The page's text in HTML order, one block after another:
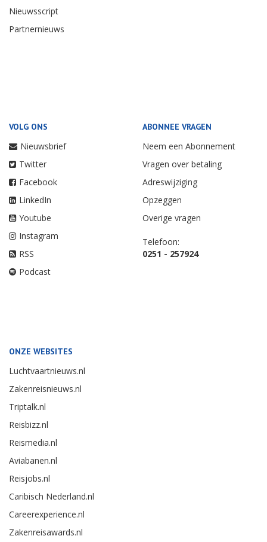
Nieuwsscript
Partnernieuws
VOLG ONS
Nieuwsbrief
Twitter
Facebook
LinkedIn
Youtube
Instagram
RSS
Podcast
ABONNEE VRAGEN
Neem een Abonnement
Vragen over betaling
Adreswijziging
Opzeggen
Overige vragen
Telefoon:
0251 - 257924
ONZE WEBSITES
Luchtvaartnieuws.nl
Zakenreisnieuws.nl
Triptalk.nl
Reisbizz.nl
Reismedia.nl
Aviabanen.nl
Reisjobs.nl
Caribisch Nederland.nl
Careerexperience.nl
Zakenreisawards.nl